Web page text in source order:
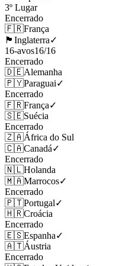
3º Lugar
Encerrado
🇫🇷França
🏴󠁧󠁢󠁥󠁮󠁧󠁿 Inglaterra✓
16-avos16/16
Encerrado
🇩🇪Alemanha
🇵🇾Paraguai✓
Encerrado
🇫🇷França✓
🇸🇪Suécia
Encerrado
🇿🇦África do Sul
🇨🇦Canadá✓
Encerrado
🇳🇱Holanda
🇲🇦Marrocos✓
Encerrado
🇵🇹Portugal✓
🇭🇷Croácia
Encerrado
🇪🇸Espanha✓
🇦🇹Áustria
Encerrado